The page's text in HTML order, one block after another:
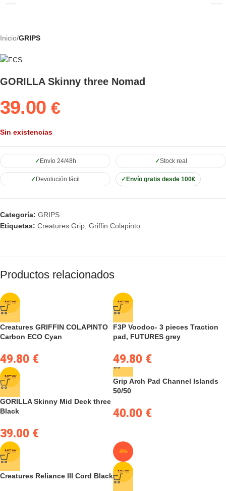
Inicio GRIPS
GORILLA Skinny three Nomad
39.00€
Sin existencias
Envío 24/48h Stock real
Devolución fácil Envío gratis desde 100€
Categoría: GRIPS
Etiquetas: Creatures Grip, Griffin Colapinto
Productos relacionados
NEW
Creatures GRIFFIN COLAPINTO
Carbon ECO Cyan
49.80 €
NEW
F3P Voodoo- 3 pieces Traction
pad, FUTURES grey
49.80 €
NEW
GORILLA Skinny Mid Deck three
Black
39.00 €
Grip Arch Pad Channel Islands
50/50
40.00 €
NEW
Creatures Reliance III Cord Black
-8%
NEW